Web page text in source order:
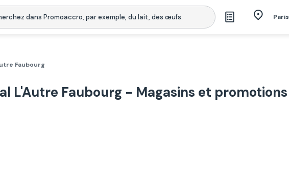
Paris
Faubourg
L'Autre Faubourg - Magasins et promotions